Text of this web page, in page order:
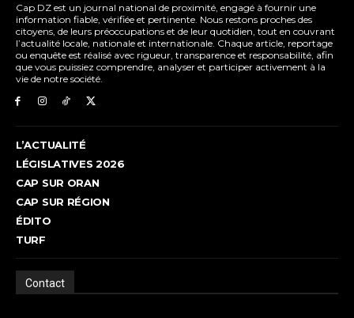
Cap DZ est un journal national de proximité, engagé à fournir une
information fiable, vérifiée et pertinente. Nous restons proches des
citoyens, de leurs préoccupations et de leur quotidien, tout en couvrant
l’actualité locale, nationale et internationale. Chaque article, reportage
ou enquête est réalisé avec rigueur, transparence et responsabilité, afin
que vous puissiez comprendre, analyser et participer activement à la
vie de notre société.
L’ACTUALITÉ
LÉGISLATIVES 2026
CAP SUR ORAN
CAP SUR RÉGION
ÉDITO
TURF
Contact